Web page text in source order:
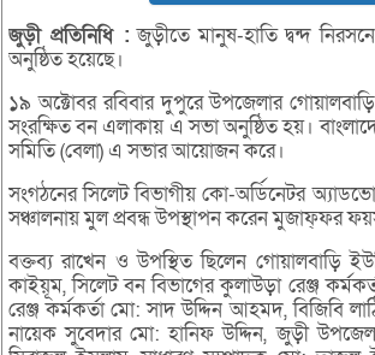
জুড়ীপ্রতিনিধি : জুড়ীতে মানুষ-হাতি দ্বন্দ
অনুষ্ঠিত হয়েছে।
১৯ অক্টোবর রবিবার দুপুরে উপজেলার গোয়ালবাড়ি
সংরক্ষিত বন এলাকায় এ সভা অনুষ্ঠিত হয়।
সমিতি (বেলা) এ সভার আয়োজন করে।
সংগঠনের সিলেট বিভাগীয় কো-অর্ডিনেটর
সঞ্চালনায় মুল প্রবন্ধ উপস্থাপন করেন মুজাফ্ফর
বক্তব্য রাখেন ও উপস্থিত ছিলেন গোয়ালবাড়ি
কাইয়ূম, সিলেট বন বিভাগের কুলাউড়া রেঞ্জ
রেঞ্জ কর্মকর্তা মো: সাদ উদ্দিন আহমদ, বিজিবি
নায়েক সুবেদার মো: হানিফ উদ্দিন, জুড়ী